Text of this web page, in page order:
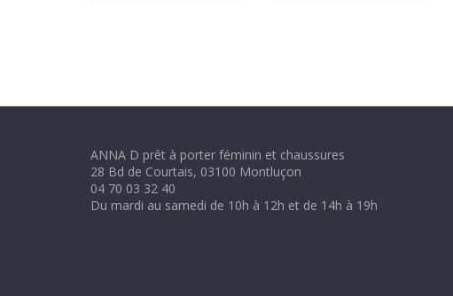
e
t
ANNA D prêt à porter féminin et chaussures
28 Bd de Courtais, 03100 Montluçon
04 70 03 32 40
Du mardi au samedi de 10h à 12h et de 14h à 19h